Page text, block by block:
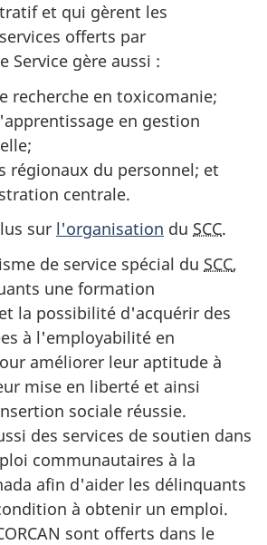
et qui gèrent les
offerts par
Service gère aussi :
recherche en toxicomanie;
en gestion
régionaux du personnel; et
centrale.
sur l'organisation du SCC.
de service spécial du SCC,
une formation
la possibilité d'acquérir des
à l'employabilité en
améliorer leur aptitude à
mise en liberté et ainsi
sociale réussie.
des services de soutien dans
communautaires à la
afin d'aider les délinquants
à obtenir un emploi.
sont offerts dans le